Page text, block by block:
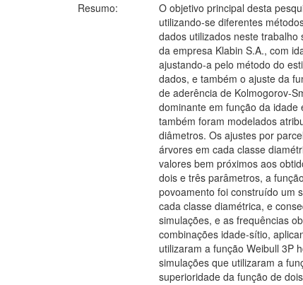
Resumo:
O objetivo principal desta
utilizando-se diferentes
dados utilizados neste
da empresa Klabin S.A., com
ajustando-a pelo método do
dados, e também o ajuste da
de aderência de Kolmogorov-
dominante em função da
também foram modelados
diâmetros. Os ajustes por
árvores em cada classe
valores bem próximos aos
dois e três parâmetros, a
povoamento foi construído um
cada classe diamétrica, e
simulações, e as frequências
combinações idade-sítio,
utilizaram a função Weibull 3P
simulações que utilizaram a
superioridade da função de